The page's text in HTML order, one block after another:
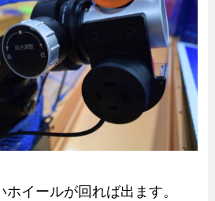
イールが回れば出ます。